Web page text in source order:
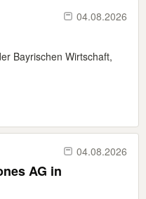
04.08.2026
Bayrischen Wirtschaft,
04.08.2026
AG in